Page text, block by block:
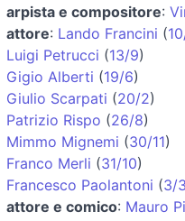
arpista e compositore:
attore: Lando Francini (
Luigi Petrucci (13/9)
Gigio Alberti (19/6)
Giulio Scarpati (20/2)
Patrizio Rispo (26/8)
Mimmo Mignemi (30/11)
Franco Merli (31/10)
Francesco Paolantoni (3/3
attore e comico: Mauro